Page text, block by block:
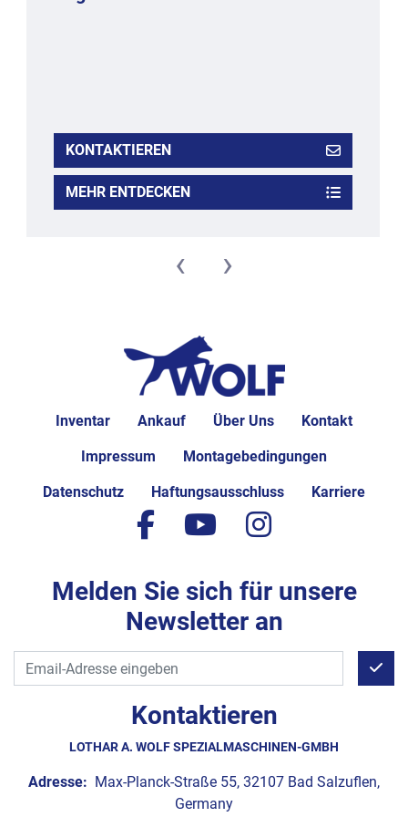
KONTAKTIEREN
MEHR ENTDECKEN
‹ ›
Inventar Ankauf Über Uns Kontakt
Impressum Montagebedingungen
Datenschutz Haftungsausschluss Karriere
Kontaktieren
LOTHAR A. WOLF SPEZIALMASCHINEN-GMBH
Adresse: Max-Planck-Straße 55, 32107 Bad Salzuflen,
Germany
facebook
youtubeinstagram
Melden Sie sich für unsere
Newsletter an